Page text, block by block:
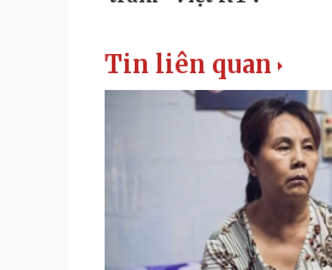
Tin liên quan